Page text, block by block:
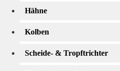
Hähne
Kolben
Scheide- & Tropftrichter